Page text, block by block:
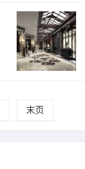
末页